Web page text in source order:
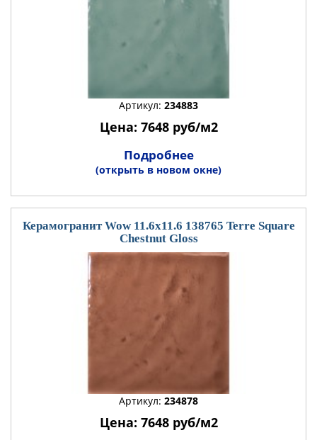
Артикул: 234883
Цена: 7648 руб/м2
Подробнее
(открыть в новом окне)
Керамогранит Wow 11.6x11.6 138765 Terre Square
Chestnut Gloss
Артикул: 234878
Цена: 7648 руб/м2